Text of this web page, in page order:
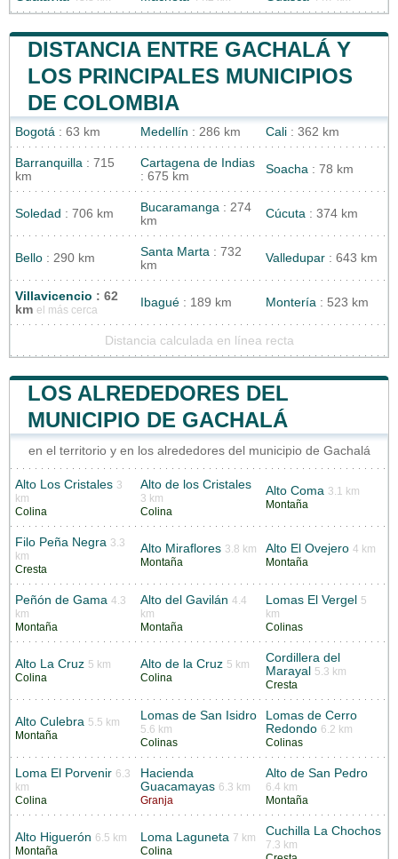
DISTANCIA ENTRE GACHALÁ Y
LOS PRINCIPALES MUNICIPIOS
DE COLOMBIA
Bogotá : 63 km Medellín : 286 km Cali : 362 km
Barranquilla : 715
km
Cartagena de Indias
: 675 km
Soacha : 78 km
Soledad : 706 km Bucaramanga : 274
km
Cúcuta : 374 km
Bello : 290 km Santa Marta : 732
km
Valledupar : 643 km
Villavicencio : 62
km el más cerca
Ibagué : 189 km Montería : 523 km
Distancia calculada en línea recta
LOS ALREDEDORES DEL
MUNICIPIO DE GACHALÁ
en el territorio y en los alrededores del municipio de Gachalá
Alto Los Cristales 3
km
Colina
Alto de los Cristales
3 km
Colina
Alto Coma 3.1 km
Montaña
Filo Peña Negra 3.3
km
Cresta
Alto Miraflores 3.8 km
Montaña
Alto El Ovejero 4 km
Montaña
Peñón de Gama 4.3
km
Montaña
Alto del Gavilán 4.4
km
Montaña
Lomas El Vergel
5
km
Colinas
Alto La Cruz 5 km
Colina
Alto de la Cruz 5 km
Colina
Cordillera del
Marayal
5.3 km
Cresta
Alto Culebra 5.5 km
Montaña
Lomas de San Isidro
5.6 km
Colinas
Lomas de Cerro
Redondo 6.2 km
Colinas
Loma El Porvenir 6.3
km
Colina
Hacienda
Guacamayas 6.3 km
Granja
Alto de San Pedro
6.4 km
Montaña
Alto Higuerón 6.5 km
Montaña
Loma Laguneta 7 km
Colina
Cuchilla La Chochos
7.3 km